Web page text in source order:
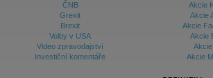
ČNB
Grexit
Brexit
Volby v USA
Video zpravodajství
Investiční komentáře
Akcie
Akcie
Akcie
Akcie
Akcie